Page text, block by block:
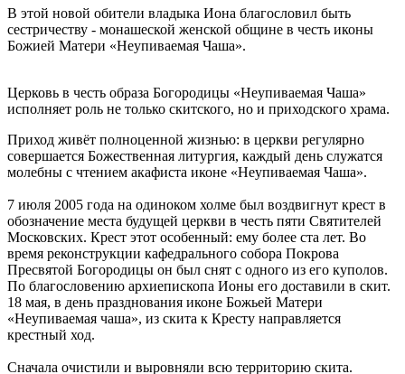
В этой новой обители владыка Иона благословил быть
сестричеству - монашеской женской общине в честь иконы
Божией Матери «Неупиваемая Чаша».
Церковь в честь образа Богородицы «Неупиваемая Чаша»
исполняет роль не только скитского, но и приходского храма.
Приход живёт полноценной жизнью: в церкви регулярно
совершается Божественная литургия, каждый день служатся
молебны с чтением акафиста иконе «Неупиваемая Чаша».
7 июля 2005 года на одиноком холме был воздвигнут крест в
обозначение места будущей церкви в честь пяти Святителей
Московских. Крест этот особенный: ему более ста лет. Во
время реконструкции кафедрального собора Покрова
Пресвятой Богородицы он был снят с одного из его куполов.
По благословению архиепископа Ионы его доставили в скит.
18 мая, в день празднования иконе Божьей Матери
«Неупиваемая чаша», из скита к Кресту направляется
крестный ход.
Сначала очистили и выровняли всю территорию скита.